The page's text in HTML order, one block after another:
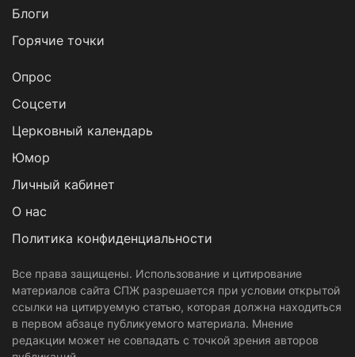
Блоги
Горячие точки
Опрос
Cоцсети
Церковный календарь
Юмор
Личный кабинет
О нас
Политика конфиденциальности
Все права защищены. Использование и цитирование
материалов сайта СПЖ разрешается при условии открытой
ссылки на цитируемую статью, которая должна находиться
в первом абзаце публикуемого материала. Мнение
редакции может не совпадать с точкой зрения авторов